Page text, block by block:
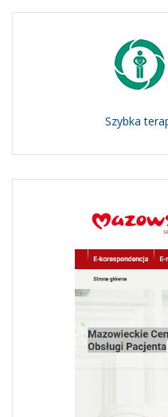
Szybka